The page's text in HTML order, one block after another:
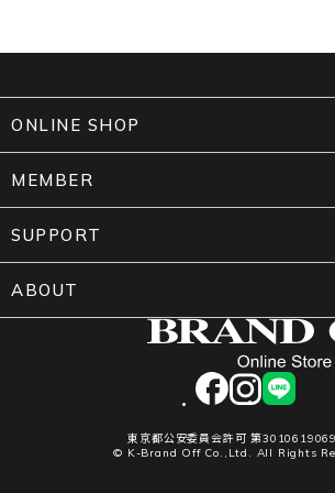
facebookinstagram
LINE
東京都公安委員会許可 第
© K-Brand Off Co.,Ltd. All Rights
ONLINE SHOP
MEMBER
SUPPORT
ABOUT